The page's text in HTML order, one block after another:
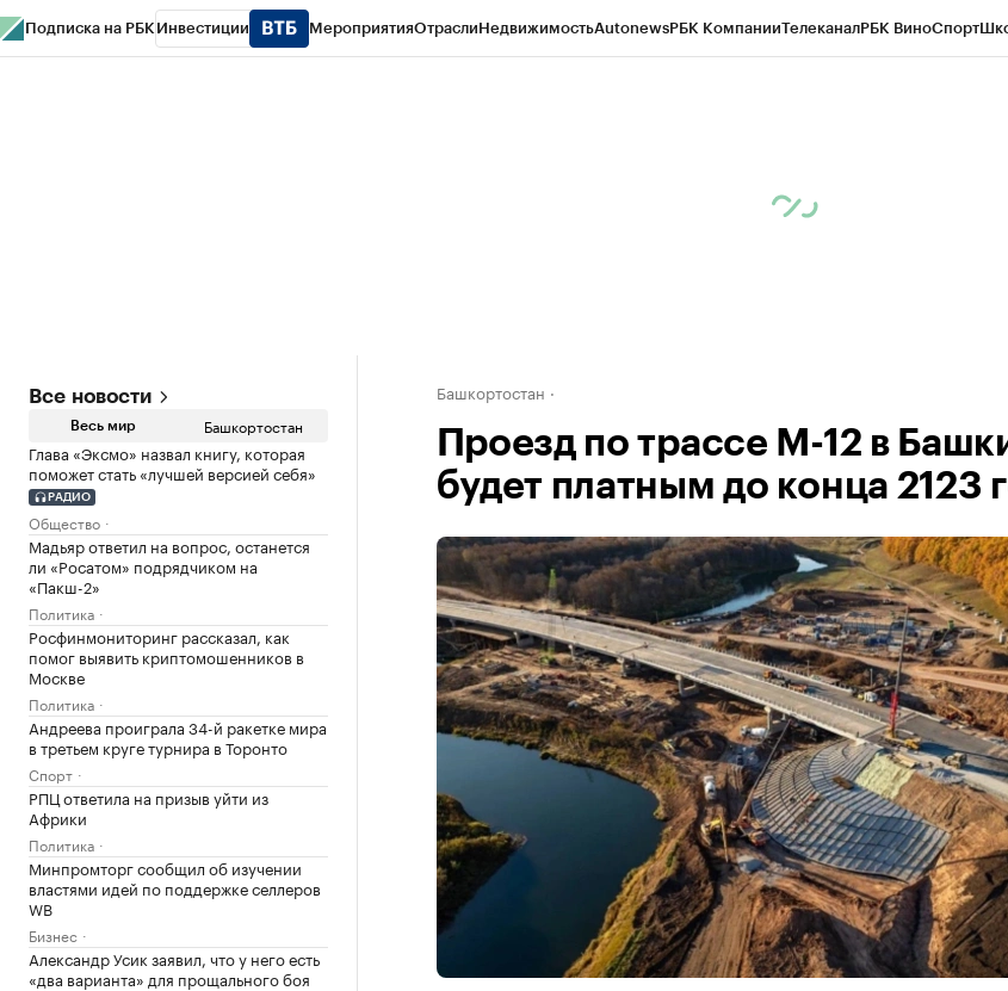
Подписка на РБК Инвестиции МероприятияОтраслиНедвижимостьAutonewsРБК КомпанииТелеканалРБК ВиноСпорт
Все новости
Весь мир Башкортостан
Глава «Эксмо» назвал книгу, которая
поможет стать «лучшей версией себя»
РАДИО
Общество
Мадьяр ответил на вопрос, останется
ли «Росатом» подрядчиком на
«Пакш-2»
Политика
Росфинмониторинг рассказал, как
помог выявить криптомошенников в
Москве
Политика
Андреева проиграла 34-й ракетке мира
в третьем круге турнира в Торонто
Спорт
РПЦ ответила на призыв уйти из
Африки
Политика
Минпромторг сообщил об изучении
властями идей по поддержке селлеров
WB
Бизнес
Александр Усик заявил, что у него есть
«два варианта» для прощального боя
Башкортостан
Проезд по трассе М-12 в
будет платным до конца 2123